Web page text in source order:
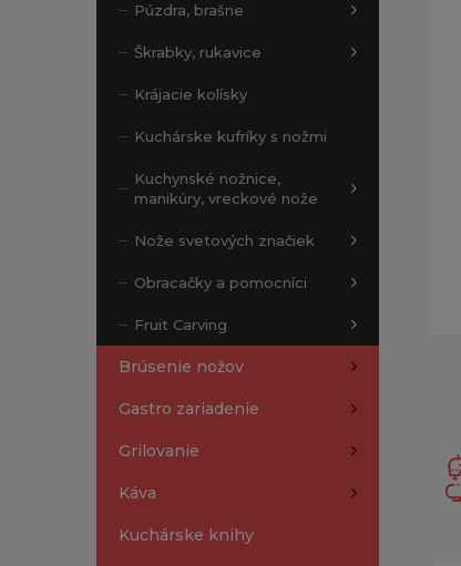
Púzdra, brašne
Škrabky, rukavice
Krájacie kolísky
Kuchárske kufríky s nožmi
Kuchynské nožnice,
manikúry, vreckové nože
Nože svetových značiek
Obracačky a pomocníci
Fruit Carving
Brúsenie nožov
Gastro zariadenie
Grilovanie
Káva
Kuchárske knihy